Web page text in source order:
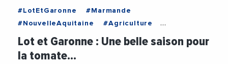
#LotEtGaronne
#Marmande
#NouvelleAquitaine
#Agriculture
#AgricultureBio
#Agroalimentaire
Lot et Garonne : Une belle saison pour
la tomate…